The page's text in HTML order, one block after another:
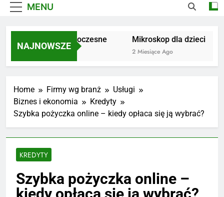
MENU
NAJNOWSZE
Dywany nowoczesne
1 Miesiąc Ago
Mikroskop dla dzieci
2 Miesiące Ago
Home Firmy wg branż
Usługi
Biznes i ekonomia
Kredyty
Szybka pożyczka online – kiedy opłaca się ją wybrać?
KREDYTY
Szybka pożyczka online –